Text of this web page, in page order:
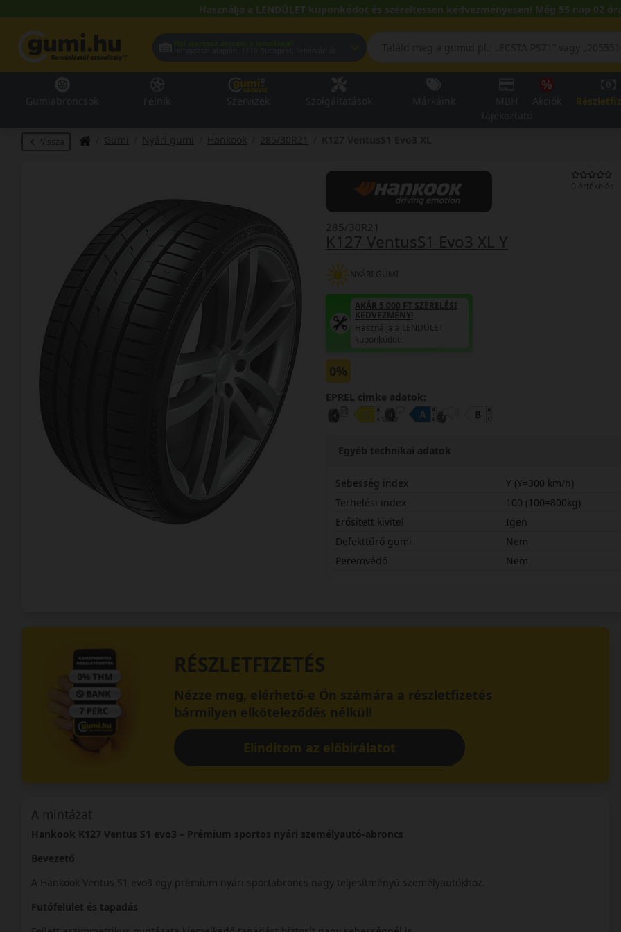
Használja a LENDÜLET kuponkódot és szereltessen kedvezményesen! Még 55 nap 02
Vissza Gumi Nyári gumi Hankook 285/30R21
0 értékelés
K127 VentusS1 Evo3 XL Y
285/30R21
NYÁRI GUMI
AKÁR 5.000 FT SZERELÉSI
KEDVEZMÉNY!
Használja a LENDÜLET
kuponkódot!
0%
EPREL cimke adatok:
Egyéb technikai adatok
Sebesség index
Y (Y=300 km/h)
Terhelési index
100 (100=800kg)
Erősített kivitel
Igen
Defekttűrő gumi
Nem
Peremvédő
Nem
RÉSZLETFIZETÉS
Nézze meg, elérhető-e Ön számára a részletfizetés
bármilyen elköteleződés nélkül!
Elindítom az előbírálatot
A mintázat
Hankook K127 Ventus S1 evo3 – Prémium sportos nyári személyautó-abroncs
Bevezető
A Hankook Ventus S1 evo3 egy prémium nyári sportabroncs nagy teljesítményű személyautókhoz.
Futófelület és tapadás